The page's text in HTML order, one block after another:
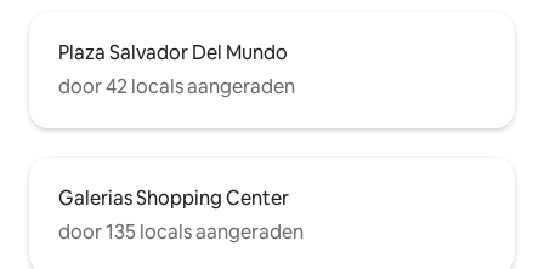
Plaza Salvador Del Mundo
door 42 locals aangeraden
Galerias Shopping Center
door 135 locals aangeraden